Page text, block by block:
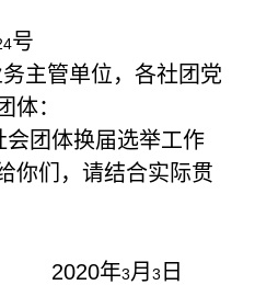
号
主管单位，各社团党
体：
会团体换届选举工作
你们，请结合实际贯
年3月 3 日